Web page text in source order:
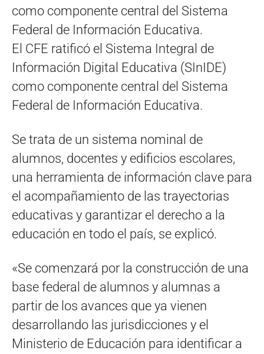
como componente central del Sistema
Federal de Información Educativa.
El CFE ratificó el Sistema Integral de
Información Digital Educativa (SInIDE)
como componente central del Sistema
Federal de Información Educativa.
Se trata de un sistema nominal de
alumnos, docentes y edificios escolares,
una herramienta de información clave para
el acompañamiento de las trayectorias
educativas y garantizar el derecho a la
educación en todo el país, se explicó.
«Se comenzará por la construcción de una
base federal de alumnos y alumnas a
partir de los avances que ya vienen
desarrollando las jurisdicciones y el
Ministerio de Educación para identificar a